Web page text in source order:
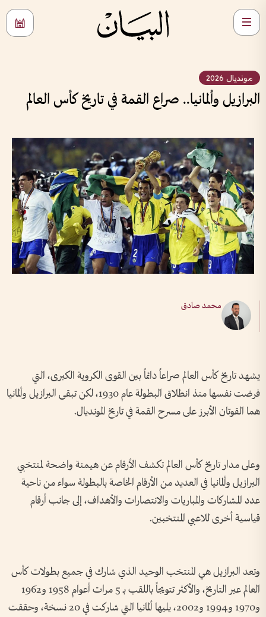
مونديال 2026
البرازيل وألمانيا.. صراع القمة في تاريخ كأس العالم
محمد صادق
يشهد تاريخ كأس العالم صراعاً دائماً بين القوى الكروية الكبرى، التي
فرضت نفسها منذ انطلاق البطولة عام 1930، لكن تبقى البرازيل وألمانيا
هما القوتان الأبرز على مسرح القمة في تاريخ المونديال.
وعلى مدار تاريخ كأس العالم تكشف الأرقام عن هيمنة واضحة لمنتخبي
البرازيل وألمانيا في العديد من الأرقام الخاصة بالبطولة سواء من ناحية
عدد المشاركات والمباريات والانتصارات والأهداف، إلى جانب أرقام
قياسية أخرى للاعبي المنتخبين.
وتعد البرازيل هي المنتخب الوحيد الذي شارك في جميع بطولات كأس
العالم عبر التاريخ، والأكثر تتويجاً باللقب بـ 5 مرات أعوام 1958 و1962
و1970 و1994 و2002، يليها ألمانيا التي شاركت في 20 نسخة، وحققت